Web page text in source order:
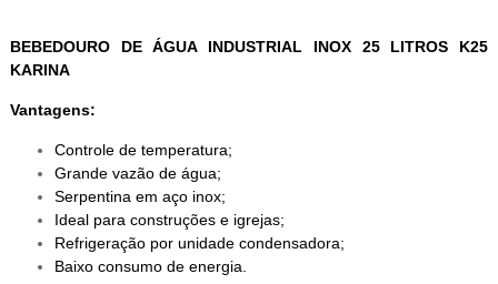
BEBEDOURO DE ÁGUA INDUSTRIAL INOX 25 LITROS K25
KARINA
Vantagens:
Controle de temperatura;
Grande vazão de água;
Serpentina em aço inox;
Ideal para construções e igrejas;
Refrigeração por unidade condensadora;
Baixo consumo de energia.